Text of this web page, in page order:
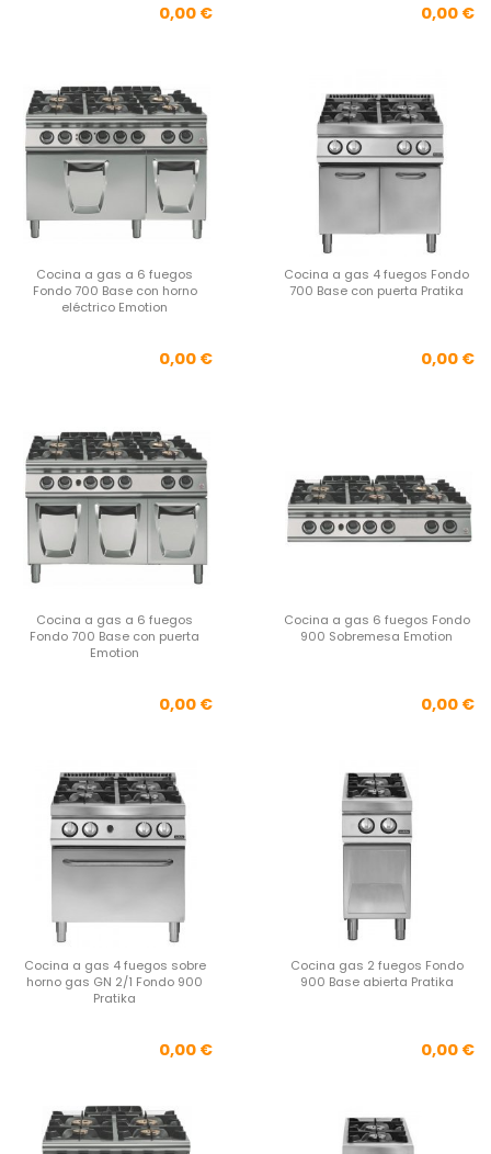
Precio
0,00 € 0,00 €
Cocina a gas a 6 fuegos
Fondo 700 Base con horno
eléctrico Emotion
Precio
0,00 €
Cocina a gas 4 fuegos Fondo
700 Base con puerta Pratika
0,00 €
Cocina a gas a 6 fuegos
Fondo 700 Base con puerta
Emotion
Precio
0,00 €
Cocina a gas 6 fuegos Fondo
900 Sobremesa Emotion
0,00 €
Cocina a gas 4 fuegos sobre
horno gas GN 2/1 Fondo 900
Pratika
Precio
0,00 €
Cocina gas 2 fuegos Fondo
900 Base abierta Pratika
0,00 €